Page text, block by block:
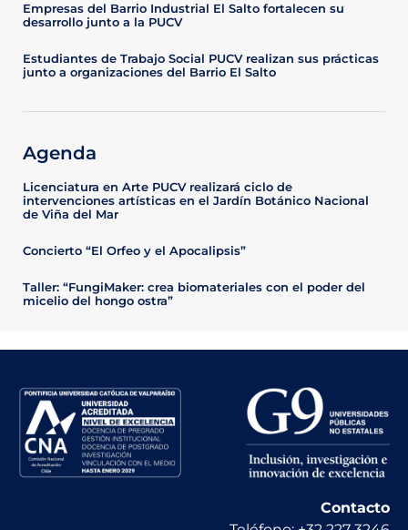
Empresas del Barrio Industrial El Salto fortalecen su
desarrollo junto a la PUCV
Estudiantes de Trabajo Social PUCV realizan sus prácticas
junto a organizaciones del Barrio El Salto
Agenda
Licenciatura en Arte PUCV realizará ciclo de
intervenciones artísticas en el Jardín Botánico Nacional
de Viña del Mar
Concierto “El Orfeo y el Apocalipsis”
Taller: “FungiMaker: crea biomateriales con el poder del
micelio del hongo ostra”
Contacto